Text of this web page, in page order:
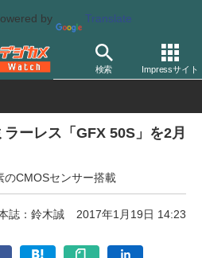
by Translate
検索 Impressサイト
ラーレスカメラ 富士フイルム
ーレス「GFX 50S」を2月
CMOSセンサー搭載
誌：鈴木誠 2017年1月19日 14:23